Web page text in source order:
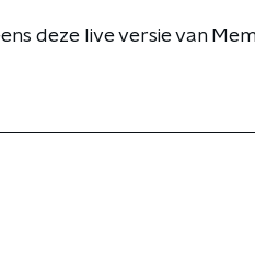
deze live versie van